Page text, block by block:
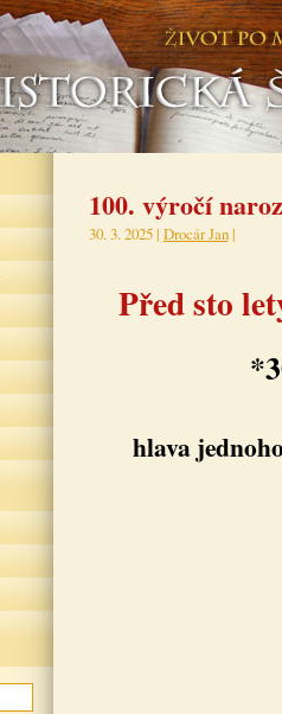
100. výročí
30. 3. 2025 | Drocár Jan|
Před sto
hlava